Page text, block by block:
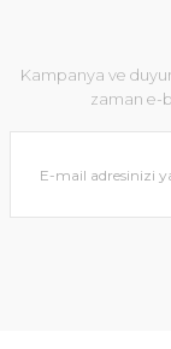
Kampanya ve
zaman e-